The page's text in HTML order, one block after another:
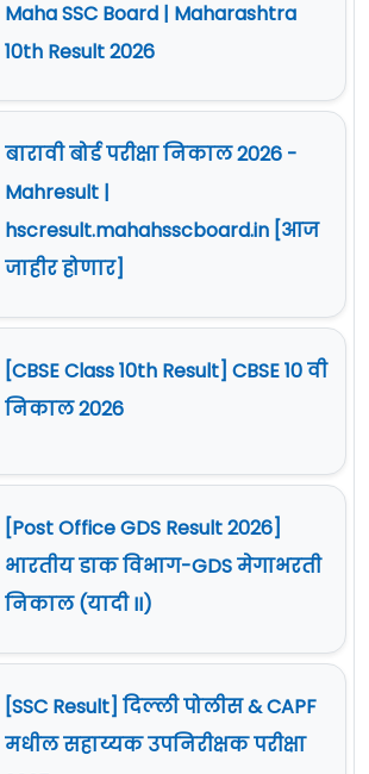
Maha SSC Board | Maharashtra
10th Result 2026
बारावी बोर्ड परीक्षा निकाल 2026 -
Mahresult |
hscresult.mahahsscboard.in [आज
जाहीर होणार]
[CBSE Class 10th Result] CBSE 10 वी
निकाल 2026
[Post Office GDS Result 2026]
भारतीय डाक विभाग-GDS मेगाभरती
निकाल (यादी II)
[SSC Result] दिल्ली पोलीस & CAPF
मधील सहाय्यक उपनिरीक्षक परीक्षा